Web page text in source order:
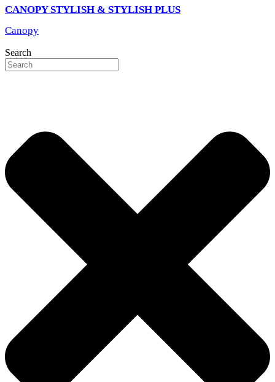
CANOPY STYLISH & STYLISH PLUS
Canopy
Search